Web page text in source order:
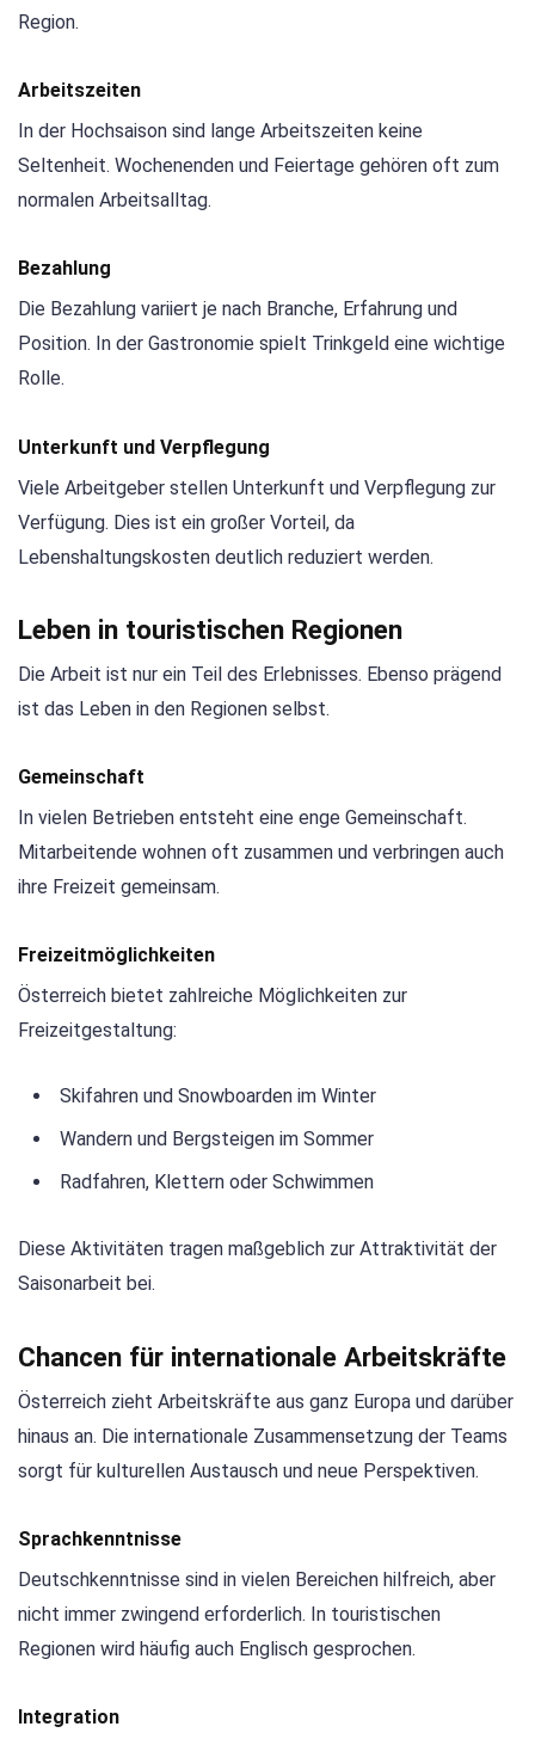
Region.
Arbeitszeiten
In der Hochsaison sind lange Arbeitszeiten keine
Seltenheit. Wochenenden und Feiertage gehören oft zum
normalen Arbeitsalltag.
Bezahlung
Die Bezahlung variiert je nach Branche, Erfahrung und
Position. In der Gastronomie spielt Trinkgeld eine wichtige
Rolle.
Unterkunft und Verpflegung
Viele Arbeitgeber stellen Unterkunft und Verpflegung zur
Verfügung. Dies ist ein großer Vorteil, da
Lebenshaltungskosten deutlich reduziert werden.
Leben in touristischen Regionen
Die Arbeit ist nur ein Teil des Erlebnisses. Ebenso prägend
ist das Leben in den Regionen selbst.
Gemeinschaft
In vielen Betrieben entsteht eine enge Gemeinschaft.
Mitarbeitende wohnen oft zusammen und verbringen auch
ihre Freizeit gemeinsam.
Freizeitmöglichkeiten
Österreich bietet zahlreiche Möglichkeiten zur
Freizeitgestaltung:
Skifahren und Snowboarden im Winter
Wandern und Bergsteigen im Sommer
Radfahren, Klettern oder Schwimmen
Diese Aktivitäten tragen maßgeblich zur Attraktivität der
Saisonarbeit bei.
Chancen für internationale Arbeitskräfte
Österreich zieht Arbeitskräfte aus ganz Europa und darüber
hinaus an. Die internationale Zusammensetzung der Teams
sorgt für kulturellen Austausch und neue Perspektiven.
Sprachkenntnisse
Deutschkenntnisse sind in vielen Bereichen hilfreich, aber
nicht immer zwingend erforderlich. In touristischen
Regionen wird häufig auch Englisch gesprochen.
Integration